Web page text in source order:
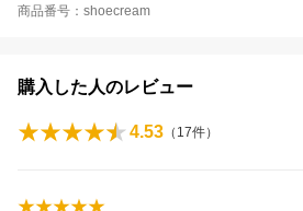
商品番号：shoecream
購入した人のレビュー
4.53 （ 17件）